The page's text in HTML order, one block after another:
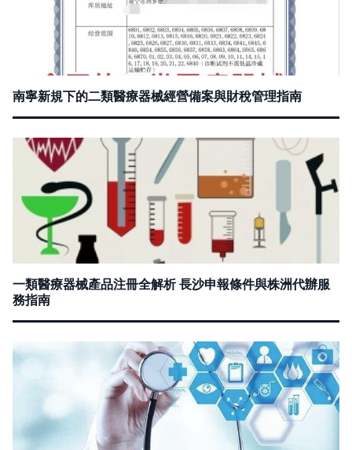
南寧新規下的二類醫療器械經營備案與財稅管理指南
一類醫療器械產品注冊全解析 長沙申報條件與株洲代辦服
務指南